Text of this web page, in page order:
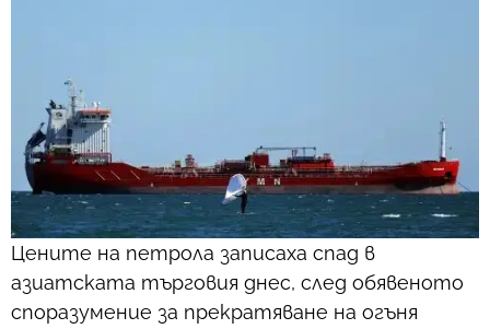
Цените на петрола записаха спад в
азиатската търговия днес, след обявеното
споразумение за прекратяване на огъня